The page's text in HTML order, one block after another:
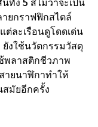
ายกราฟฟิกสไตล์
ละเรือนดูโดดเด่น
งใช้นวัตกรรมวัสดุ
พลาสติกชีวภาพ
ายนาฬิกาทำให้
มัยอีกครั้ง